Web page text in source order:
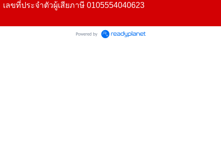
เลขที่ประจำตัวผู้เสียภาษี 0105554040623